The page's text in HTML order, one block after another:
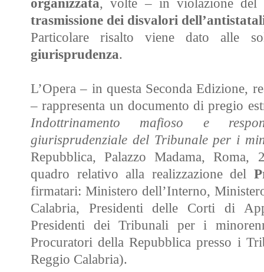
trasmissione dei disvalori
Particolare risalto viene dato alle
giurisprudenza.
L’Opera – in questa Seconda Edizione,
– rappresenta un documento di pregio
Indottrinamento mafioso e
giurisprudenziale del Tribunale per i
Repubblica, Palazzo Madama,
quadro relativo alla realizzazione del
firmatari: Ministero dell’Interno,
Calabria, Presidenti delle Corti di
Presidenti dei Tribunali per i
Procuratori della Repubblica presso i
Reggio Calabria).